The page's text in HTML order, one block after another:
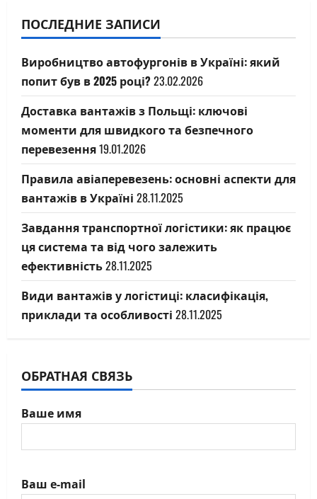
ПОСЛЕДНИЕ ЗАПИСИ
Виробництво автофургонів в Україні: який
попит був в 2025 році?23.02.2026
Доставка вантажів з Польщі: ключові
моменти для швидкого та безпечного
перевезення19.01.2026
Правила авіаперевезень: основні аспекти для
вантажів в Україні 28.11.2025
Завдання транспортної логістики: як працює
ця система та від чого залежить
ефективність28.11.2025
Види вантажів у логістиці: класифікація,
приклади та особливості 28.11.2025
ОБРАТНАЯ СВЯЗЬ
Ваше имя
Ваш e-mail